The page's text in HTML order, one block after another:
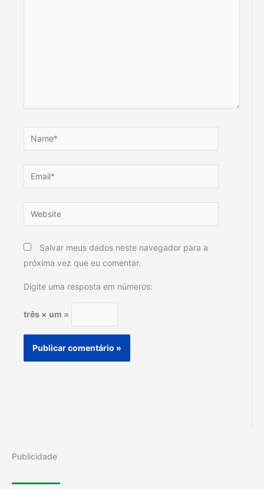
Name*
Email*
Website
Salvar meus dados neste navegador para a
próxima vez que eu comentar.
Digite uma resposta em números:
três × um =
Publicidade